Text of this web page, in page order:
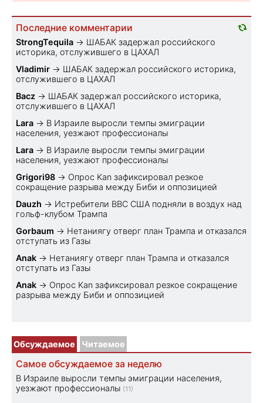
Последние комментарии
StrongTequila → ШАБАК задержал российского
историка, отслужившего в ЦАХАЛ
Vladimir → ШАБАК задержал российского историка,
отслужившего в ЦАХАЛ
Bacz → ШАБАК задержал российского историка,
отслужившего в ЦАХАЛ
Lara → В Израиле выросли темпы эмиграции
населения, уезжают профессионалы
Lara → В Израиле выросли темпы эмиграции
населения, уезжают профессионалы
Grigori98 → Опрос Kan зафиксировал резкое
сокращение разрыва между Биби и оппозицией
Dauzh → Истребители ВВС США подняли в воздух над
гольф-клубом Трампа
Gorbaum → Нетаниягу отверг план Трампа и отказался
отступать из Газы
Anak → Нетаниягу отверг план Трампа и отказался
отступать из Газы
Anak → Опрос Kan зафиксировал резкое сокращение
разрыва между Биби и оппозицией
Обсуждаемое Читаемое
Самое обсуждаемое за неделю
В Израиле выросли темпы эмиграции населения,
уезжают профессионалы (11)